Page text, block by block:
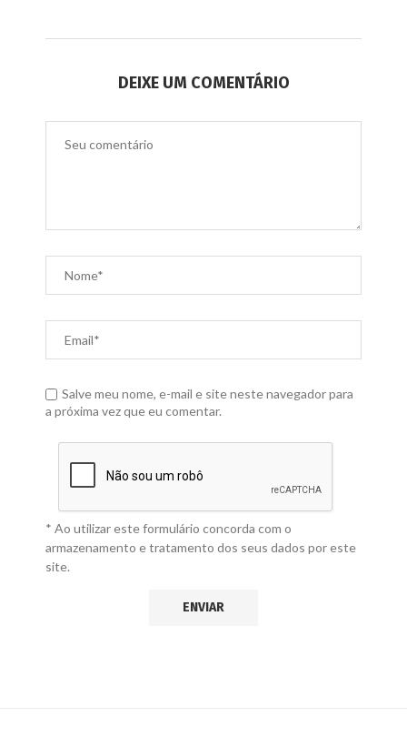
DEIXE UM COMENTÁRIO
Salve meu nome, e-mail e site neste navegador para
a próxima vez que eu comentar.
* Ao utilizar este formulário concorda com o
armazenamento e tratamento dos seus dados por este
site.